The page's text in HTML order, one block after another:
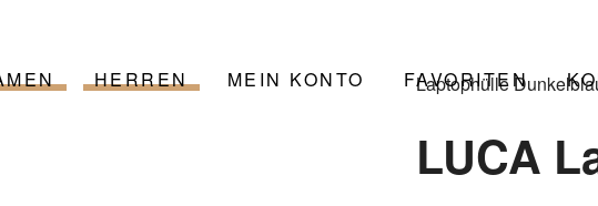
HERREN MEIN KONTO FAVORITEN
Laptophülle
LUCA